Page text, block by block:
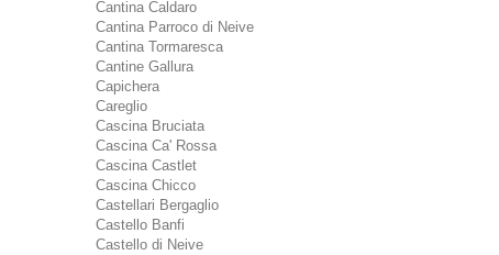
Cantina Caldaro
Cantina Parroco di Neive
Cantina Tormaresca
Cantine Gallura
Capichera
Careglio
Cascina Bruciata
Cascina Ca' Rossa
Cascina Castlet
Cascina Chicco
Castellari Bergaglio
Castello Banfi
Castello di Neive